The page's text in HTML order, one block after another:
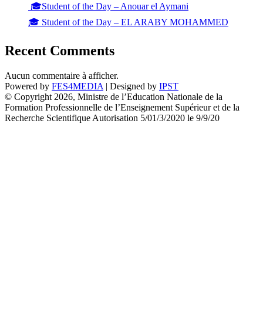
🎓Student of the Day – Anouar el Aymani
🎓 Student of the Day – EL ARABY MOHAMMED
Recent Comments
Aucun commentaire à afficher.
Powered by FES4MEDIA | Designed by IPST
© Copyright 2026, Ministre de l’Education Nationale de la
Formation Professionnelle de l’Enseignement Supérieur et de la
Recherche Scientifique Autorisation 5/01/3/2020 le 9/9/20